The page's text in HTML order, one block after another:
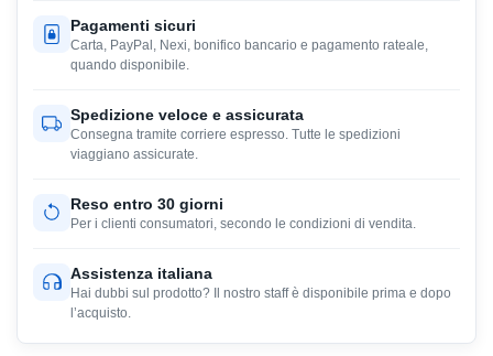
Pagamenti sicuri
Carta, PayPal, Nexi, bonifico bancario e pagamento rateale,
quando disponibile.
Spedizione veloce e assicurata
Consegna tramite corriere espresso. Tutte le spedizioni
viaggiano assicurate.
Reso entro 30 giorni
Per i clienti consumatori, secondo le condizioni di vendita.
Assistenza italiana
Hai dubbi sul prodotto? Il nostro staff è disponibile prima e dopo
l’acquisto.